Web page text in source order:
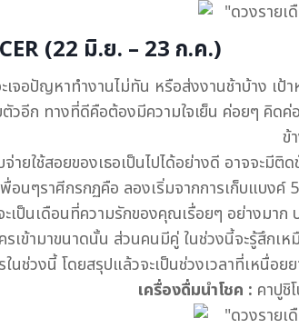
(22 มิ.ย. – 23 ก.ค.)
เจอปัญหาทำงานไม่ทัน หรือส่งงานช้าบ้าง เป้
อีก ทางที่ดีคือต้องมีความใจเย็น ค่อยๆ คิด
ข้
ายใช้สอยของเธอเป็นไปได้อย่างดี อาจจะมี
พื่อนๆราศีกรกฏคือ ลองเริ่มจากการเก็บแบง
ะเป็นเดือนที่ความรักของคุณเรื่อยๆ อย่างมา
รเข้ามาขนาดนั้น ส่วนคนมีคู่ ในช่วงนี้จะรู้สึก
ในช่วงนี้ โดยสรุปแล้วจะเป็นช่วงเวลาที่เหนื่
เครื่องดื่มนำโชค : คาปูชิ